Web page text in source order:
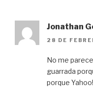
Jonathan
28 DE
No me
guarrada
porque